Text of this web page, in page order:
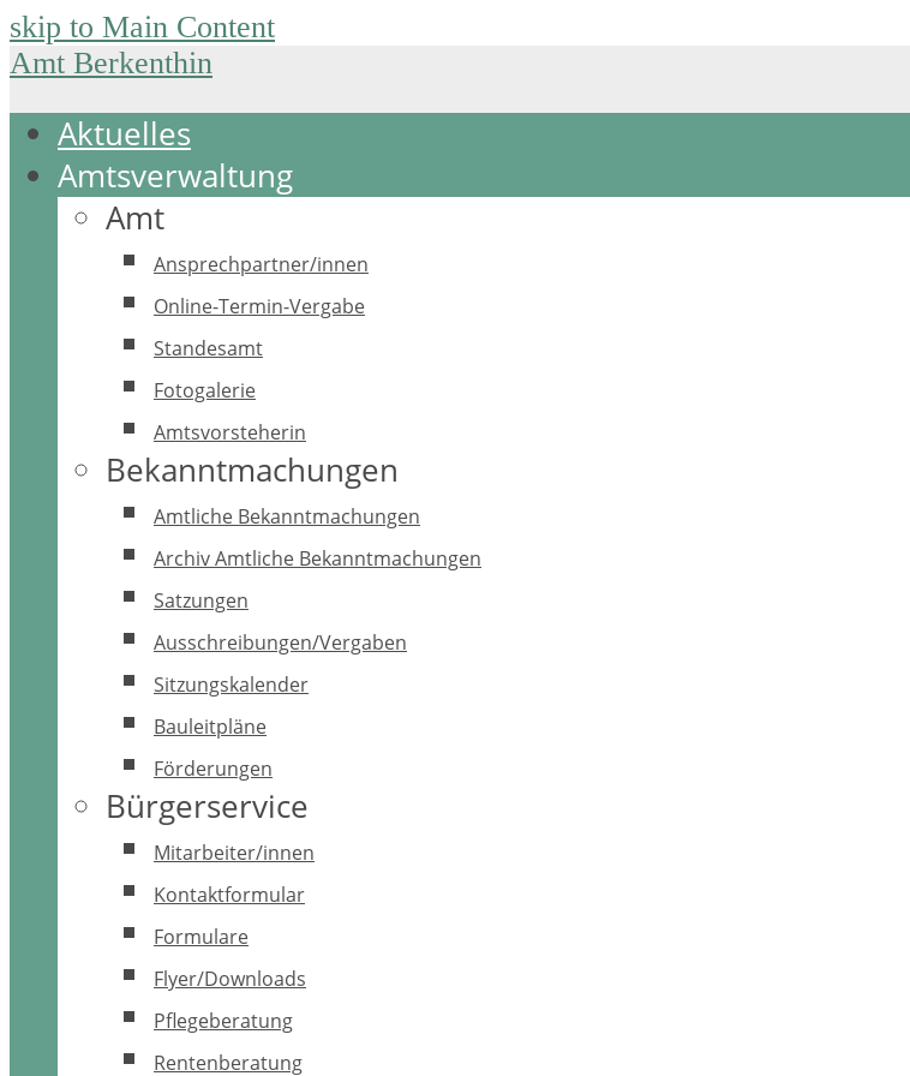
skip to Main Content
Amt Berkenthin
Aktuelles
Amtsverwaltung
Amt
Ansprechpartner/innen
Online-Termin-Vergabe
Standesamt
Fotogalerie
Amtsvorsteherin
Bekanntmachungen
Amtliche Bekanntmachungen
Archiv Amtliche Bekanntmachungen
Satzungen
Ausschreibungen/Vergaben
Sitzungskalender
Bauleitpläne
Förderungen
Bürgerservice
Mitarbeiter/innen
Kontaktformular
Formulare
Flyer/Downloads
Pflegeberatung
Rentenberatung